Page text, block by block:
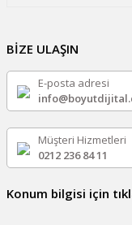
BİZE ULAŞIN
E-posta adresi
Müşteri Hizmetleri
0212 236 84 11
Konum bilgisi için